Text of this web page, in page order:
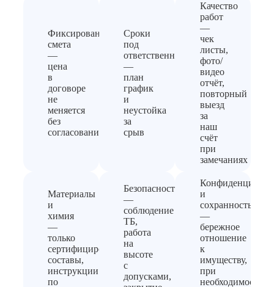
Фиксированная
смета
—
цена
в
договоре
не
меняется
без
согласования
Сроки
под
ответственность
—
план
график
и
неустойка
за
срыв
Качество
работ
—
чек
листы,
фото/
видео
отчёт,
повторный
выезд
за
наш
счёт
при
замечаниях
Материалы
и
химия
—
только
сертифицированные
составы,
инструкции
по
Безопасность
—
соблюдение
ТБ,
работа
на
высоте
с
допусками,
и
сохранность
—
бережное
отношение
к
имуществу,
при
необходимости